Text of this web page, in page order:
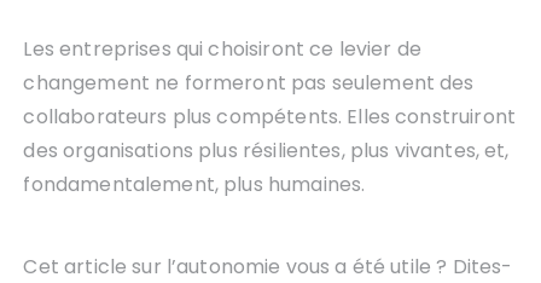
Les entreprises qui choisiront ce levier de
changement ne formeront pas seulement des
collaborateurs plus compétents. Elles construiront
des organisations plus résilientes, plus vivantes, et,
fondamentalement, plus humaines.
Cet article sur l’autonomie vous a été utile ? Dites-